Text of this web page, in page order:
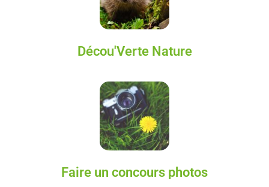
Décou'Verte Nature
Faire un concours photos